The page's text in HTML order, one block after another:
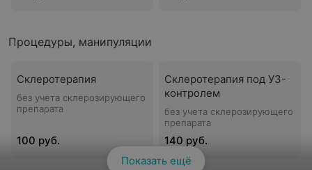
Процедуры, манипуляции
Склеротерапия
без учета склерозирующего
препарата
100 руб.
Склеротерапия под УЗ-
контролем
без учета склерозирующего
препарата
140 руб.
Показать ещё